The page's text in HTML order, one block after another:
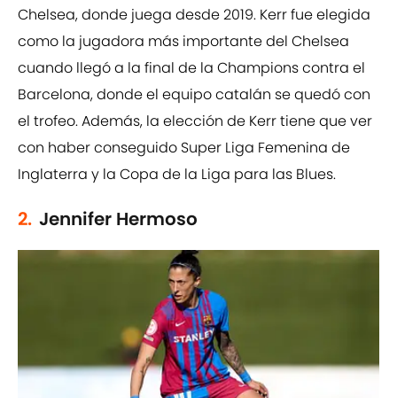
Chelsea, donde juega desde 2019. Kerr fue elegida
como la jugadora más importante del Chelsea
cuando llegó a la final de la Champions contra el
Barcelona, donde el equipo catalán se quedó con
el trofeo. Además, la elección de Kerr tiene que ver
con haber conseguido Super Liga Femenina de
Inglaterra y la Copa de la Liga para las Blues.
2. Jennifer Hermoso